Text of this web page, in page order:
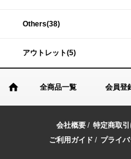
Others(38)
アウトレット(5)
全商品一覧 会員登
会社概要 / 特定商取
ご利用ガイド / プライ